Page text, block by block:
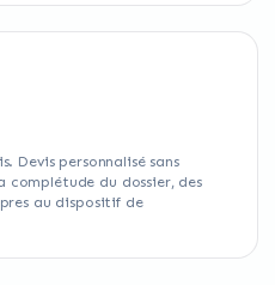
Devis personnalisé sans
complétude du dossier, des
au dispositif de